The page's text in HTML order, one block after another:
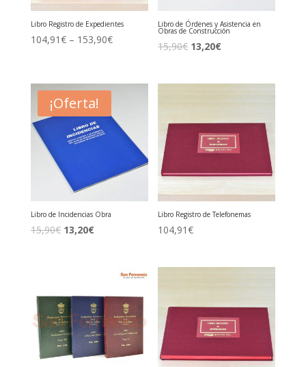
Libro Registro de Expedientes
104,91€– 153,90€
Libro de Órdenes y Asistencia en
Obras de Construcción
15,90€ El
original
13,20€El
actual
¡Oferta!
Libro de Incidencias Obra
15,90€ El
15,90€.
13,20€El
13,20€.
Libro Registro de Telefonemas
104,91€